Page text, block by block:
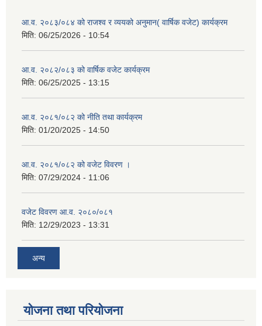
आ.व. २०८३/०८४ को राजश्व र व्ययको अनुमान( वार्षिक वजेट) कार्यक्रम
मिति: 06/25/2026 - 10:54
आ.व. २०८२/०८३ को वार्षिक वजेट कार्यक्रम
मिति: 06/25/2025 - 13:15
आ.व. २०८१/०८२ को नीति तथा कार्यक्रम
मिति: 01/20/2025 - 14:50
आ.व. २०८१/०८२ को वजेट विवरण ।
मिति: 07/29/2024 - 11:06
वजेट विवरण आ.व. २०८०/०८१
मिति: 12/29/2023 - 13:31
अन्य
योजना तथा परियोजना